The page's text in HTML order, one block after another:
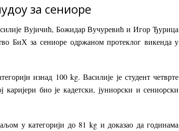
за сениоре
Вујичић, Божидар Вучуревић и Игор Ђурица
БиХ за сениоре одржаном протеклог викенда у
изнад 100 kg. Василије је студент четврте
каријери био је кадетски, јуниорски и сениорски
у категорији до 81 kg и доказао да годинама